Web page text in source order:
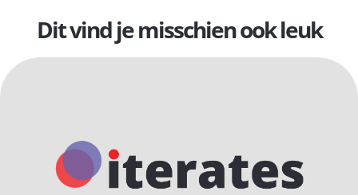
Dit vind je misschien ook leuk